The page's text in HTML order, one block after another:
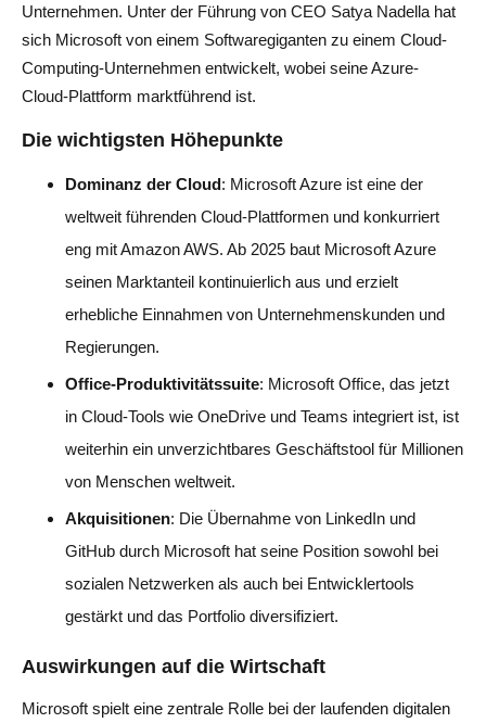
Unternehmen. Unter der Führung von CEO Satya Nadella hat
sich Microsoft von einem Softwaregiganten zu einem Cloud-
Computing-Unternehmen entwickelt, wobei seine Azure-
Cloud-Plattform marktführend ist.
Die wichtigsten Höhepunkte
Dominanz der Cloud: Microsoft Azure ist eine der
weltweit führenden Cloud-Plattformen und konkurriert
eng mit Amazon AWS. Ab 2025 baut Microsoft Azure
seinen Marktanteil kontinuierlich aus und erzielt
erhebliche Einnahmen von Unternehmenskunden und
Regierungen.
Office-Produktivitätssuite: Microsoft Office, das jetzt
in Cloud-Tools wie OneDrive und Teams integriert ist, ist
weiterhin ein unverzichtbares Geschäftstool für Millionen
von Menschen weltweit.
Akquisitionen: Die Übernahme von LinkedIn und
GitHub durch Microsoft hat seine Position sowohl bei
sozialen Netzwerken als auch bei Entwicklertools
gestärkt und das Portfolio diversifiziert.
Auswirkungen auf die Wirtschaft
Microsoft spielt eine zentrale Rolle bei der laufenden digitalen